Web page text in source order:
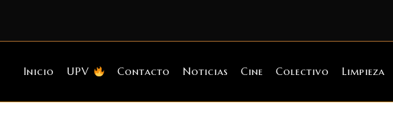
Inicio UPV Contacto Noticias Cine Colectivo Limpieza